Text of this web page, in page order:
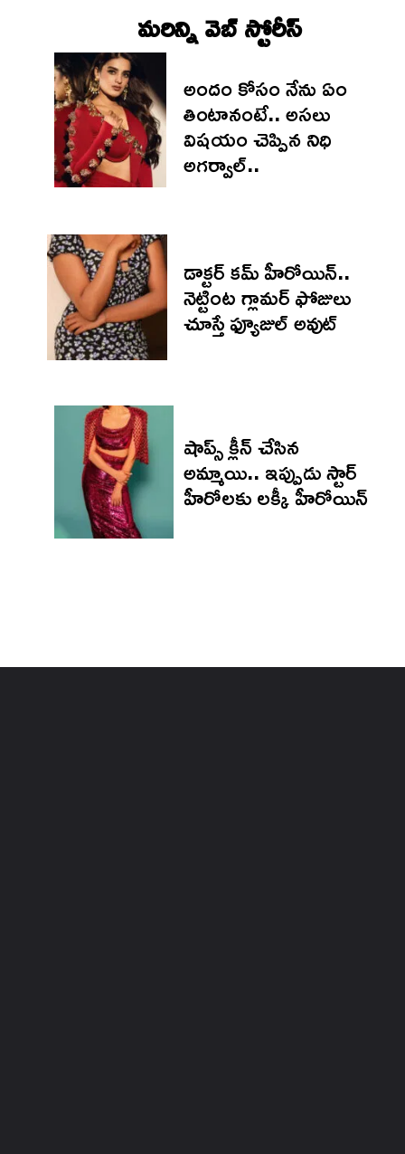
మరిన్ని వెబ్ స్టోరీస్‌
అందం కోసం నేను ఏం
తింటానంటే.. అసలు
విషయం చెప్పిన నిధి
అగర్వాల్..
డాక్టర్ కమ్ హీరోయిన్..
నెట్టింట గ్లామర్ ఫోజులు
చూస్తే ఫ్యూజుల్ అవుట్
షాప్స్ క్లీన్ చేసిన
అమ్మాయి.. ఇప్పుడు స్టార్
హీరోలకు లక్కీ హీరోయిన్